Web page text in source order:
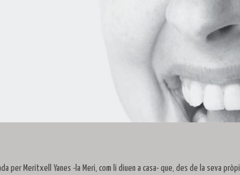
per Meritxell Yanes -la Meri, com li diuen a casa- que, des de la seva